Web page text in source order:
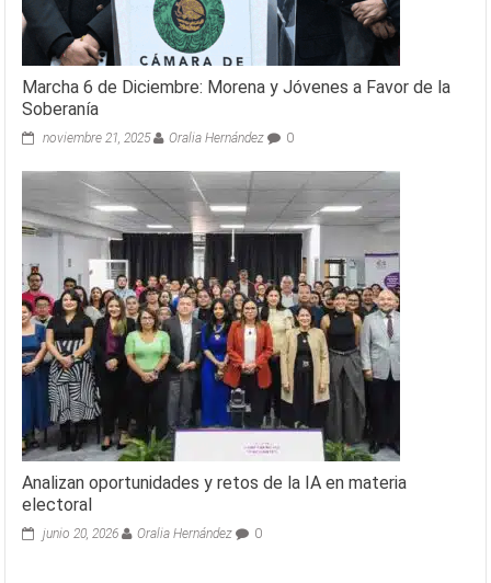
Marcha 6 de Diciembre: Morena y Jóvenes a Favor de la
Soberanía
noviembre 21, 2025 Oralia Hernández 0
Analizan oportunidades y retos de la IA en materia
electoral
junio 20, 2026 Oralia Hernández 0